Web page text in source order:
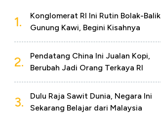
1.
Konglomerat RI Ini Rutin Bolak-Balik
Gunung Kawi, Begini Kisahnya
2.
Pendatang China Ini Jualan Kopi,
Berubah Jadi Orang Terkaya RI
3.
Dulu Raja Sawit Dunia, Negara Ini
Sekarang Belajar dari Malaysia